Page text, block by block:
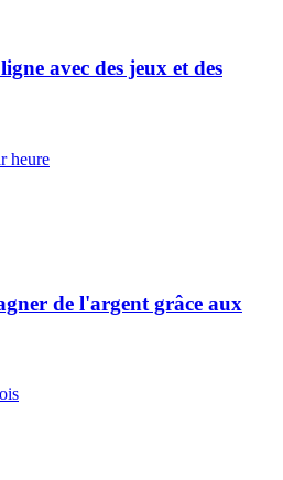
avec des jeux et des
heure
de l'argent grâce aux